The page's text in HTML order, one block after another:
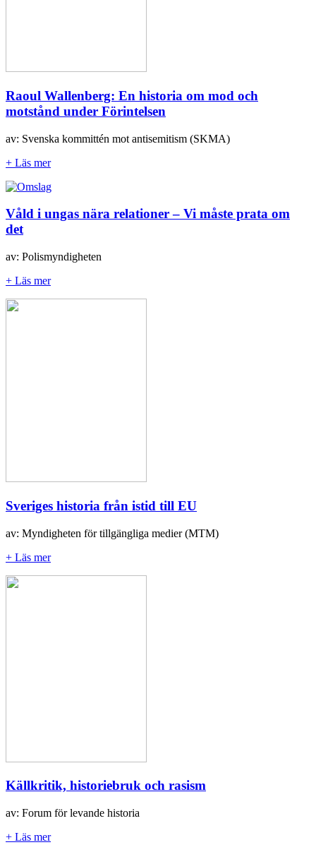
Raoul Wallenberg: En historia om mod och
motstånd under Förintelsen
av: Svenska kommittén mot antisemitism (SKMA)
+ Läs mer
Våld i ungas nära relationer – Vi måste prata om
det
av: Polismyndigheten
+ Läs mer
Sveriges historia från istid till EU
av: Myndigheten för tillgängliga medier (MTM)
+ Läs mer
Källkritik, historiebruk och rasism
av: Forum för levande historia
+ Läs mer